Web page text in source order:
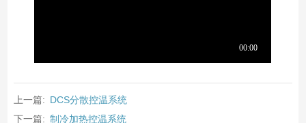
上一篇: DCS分散控温系统
下一篇: 制冷加热控温系统